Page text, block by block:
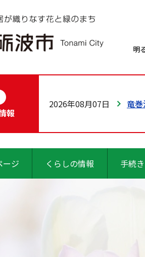
明
報
2026年08月07日 竜
ージ くらしの情報 手続